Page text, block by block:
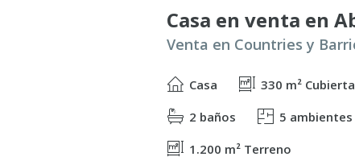
Casa 330 m² Cubierta
2 baños
5 ambientes
1.200 m² Terreno